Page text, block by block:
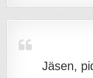
Jäsen,